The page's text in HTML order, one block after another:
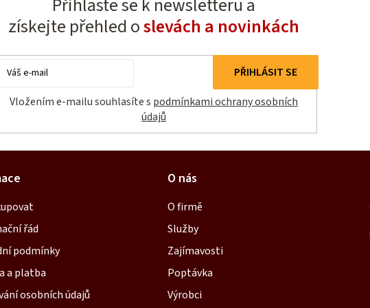
získejte přehled oslevách a novinkách
E-
Vložením e-mailu souhlasíte s podmínkami ochrany osobních
údajů
PŘIHLÁSIT SE
řád
podmínky
a platba
osobních údajů
O nás
O firmě
Služby
Zajímavosti
Poptávka
Výrobci